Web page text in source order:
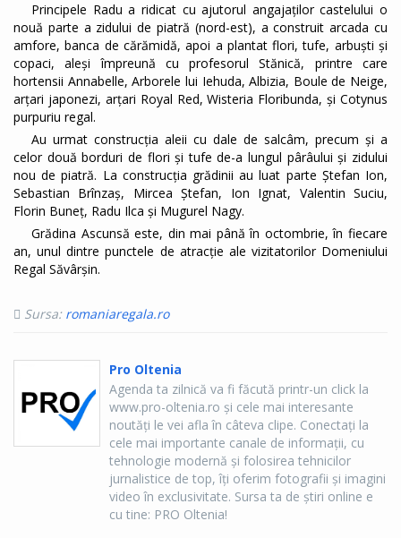
Principele Radu a ridicat cu ajutorul angajaților castelului o
nouă parte a zidului de piatră (nord-est), a construit arcada cu
amfore, banca de cărămidă, apoi a plantat flori, tufe, arbuști și
copaci, aleși împreună cu profesorul Stănică, printre care
hortensii Annabelle, Arborele lui Iehuda, Albizia, Boule de Neige,
arțari japonezi, arțari Royal Red, Wisteria Floribunda, și Cotynus
purpuriu regal.
Au urmat construcția aleii cu dale de salcâm, precum și a
celor două borduri de flori și tufe de-a lungul pârâului și zidului
nou de piatră. La construcția grădinii au luat parte Ștefan Ion,
Sebastian Brînzaș, Mircea Ștefan, Ion Ignat, Valentin Suciu,
Florin Buneț, Radu Ilca și Mugurel Nagy.
Grădina Ascunsă este, din mai până în octombrie, în fiecare
an, unul dintre punctele de atracție ale vizitatorilor Domeniului
Regal Săvârșin.
Sursa: romaniaregala.ro
Pro Oltenia
Agenda ta zilnică va fi făcută printr-un click la
www.pro-oltenia.ro şi cele mai interesante
noutăţi le vei afla în câteva clipe. Conectaţi la
cele mai importante canale de informaţii, cu
tehnologie modernă şi folosirea tehnicilor
jurnalistice de top, îţi oferim fotografii şi imagini
video în exclusivitate. Sursa ta de ştiri online e
cu tine: PRO Oltenia!